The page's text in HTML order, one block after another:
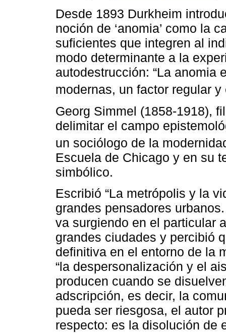
Desde 1893 Durkheim
noción de ‘anomia’ como la
suficientes que integren al
modo determinante a la
autodestrucción: “La anomia
modernas, un factor regular
Georg Simmel (1858-1918),
delimitar el campo
un sociólogo de la
Escuela de Chicago y en su
simbólico.
Escribió “La metrópolis y la
grandes pensadores
va surgiendo en el particular
grandes ciudades y percibió
definitiva en el entorno de la
“la despersonalización y el
producen cuando se
adscripción, es decir, la
pueda ser riesgosa, el autor
respecto: es la disolución de